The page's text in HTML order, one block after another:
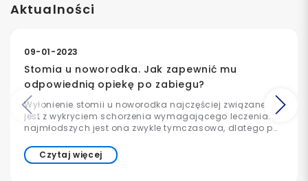
Aktualności
09-01-2023
Stomia u noworodka. Jak zapewnić mu
odpowiednią opiekę po zabiegu?
Wyłonienie stomii u noworodka najczęściej związane
jest z wykryciem schorzenia wymagającego leczenia. U
najmłodszych jest ona zwykle tymczasowa, dlatego po
jest odtwarzana.
Czytaj więcej
Poprzedni